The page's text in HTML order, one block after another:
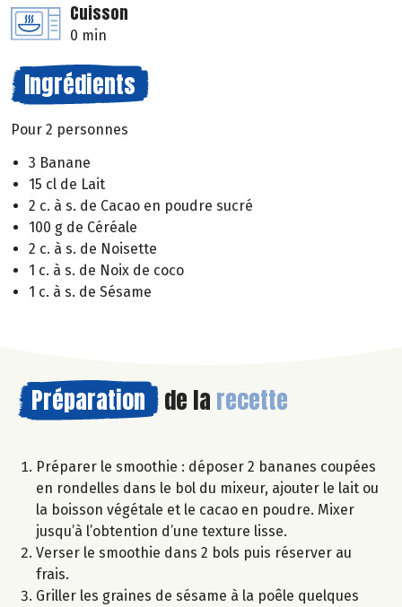
Cuisson
0 min
Ingrédients
Pour 2 personnes
3 Banane
15 cl de Lait
2 c. à s. de Cacao en poudre sucré
100 g de Céréale
2 c. à s. de Noisette
1 c. à s. de Noix de coco
1 c. à s. de Sésame
Préparation de la recette
Préparer le smoothie : déposer 2 bananes coupées
en rondelles dans le bol du mixeur, ajouter le lait ou
la boisson végétale et le cacao en poudre. Mixer
jusqu’à l’obtention d’une texture lisse.
Verser le smoothie dans 2 bols puis réserver au
frais.
Griller les graines de sésame à la poêle quelques